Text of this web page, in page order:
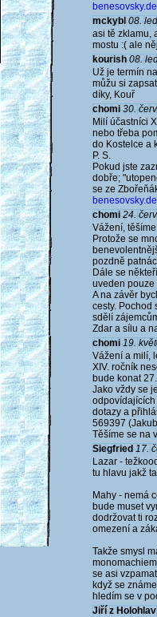
mckybl 08.
asi tě zklamu,
mostu :( ale
kourish 08.
Už je termín
můžu si
díky, Kouř
chomi 30.
Milí účastníci
nebo třeba
do Kostelce a
P. S.
Pokud jste
dobře;
se ze
chomi 24.
Vážení,
Protože se
pozdně
Dále se
uveden pouze
A na závěr
cesty. Pochod
sdělí
Zdar a sílu a
chomi 19.
Vážení a milí,
XIV. ročník
bude konat
Jako vždy se
odpovídajících
dotazy a
569397
Těšíme se na
Siegfried 17.
Lazar -
tu hlavu jakž
Mahy - nemá
bude muset
dodržovat ti
omezení a
Takže smysl
se asi
když se
hledím se v
Jiří z Holohlav